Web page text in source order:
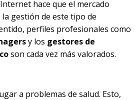
hace que el mercado
gestión de este tipo de
perfiles profesionales como
y los gestores de
son cada vez más valorados.
a problemas de salud. Esto,